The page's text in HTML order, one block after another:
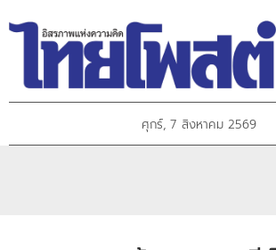
ศุกร์, 7 สิงหาคม 2569